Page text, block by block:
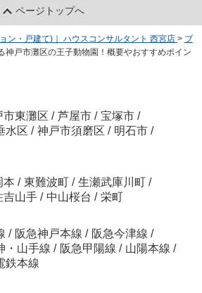
ページトップへ
ン・戸建て)｜ ハウスコンサルタント 西宮店 > ブ
神戸市灘区の王子動物園！概要やおすすめポイン
市東灘区 / 芦屋市 / 宝塚市 /
水区 / 神戸市須磨区 / 明石市 /
本 / 東難波町 / 生瀬武庫川町 /
吉山手 / 中山桜台 / 栄町
/ 阪急神戸本線 / 阪急今津線 /
・山手線 / 阪急甲陽線 / 山陽本線 /
鉄本線